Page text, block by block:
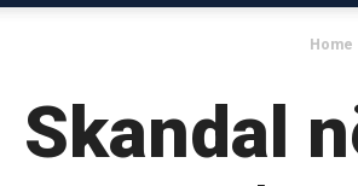
Home
Skandal